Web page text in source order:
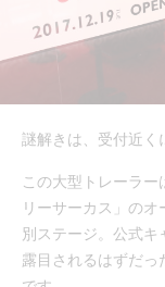
謎解きは、受付近く
この大型トレーラ
リーサーカス」の
別ステージ。公式
露目されるはずだっ